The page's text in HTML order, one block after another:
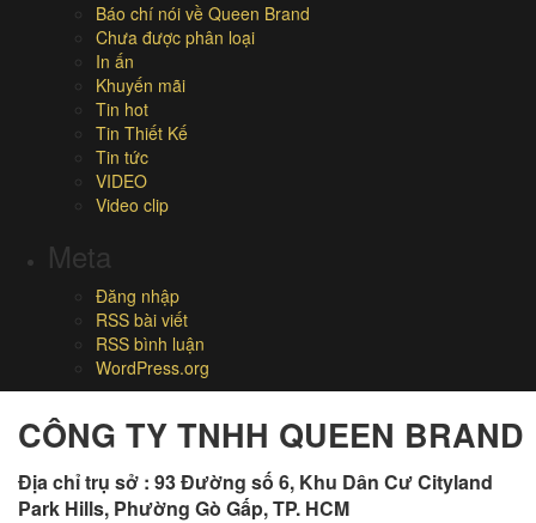
Báo chí nói về Queen Brand
Chưa được phân loại
In ấn
Khuyến mãi
Tin hot
Tin Thiết Kế
Tin tức
VIDEO
Video clip
Meta
Đăng nhập
RSS bài viết
RSS bình luận
WordPress.org
CÔNG TY TNHH QUEEN BRAND
Địa chỉ trụ sở : 93 Đường số 6, Khu Dân Cư Cityland
Park Hills, Phường Gò Gấp, TP. HCM